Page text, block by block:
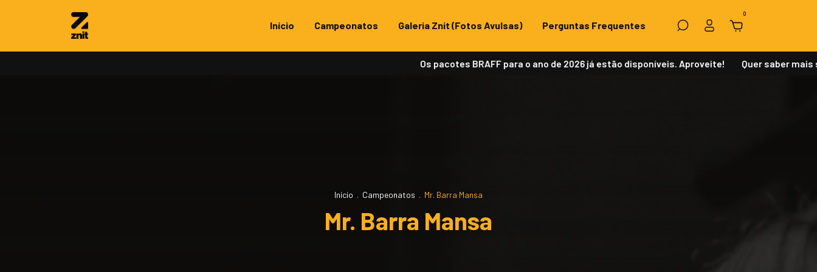
Início Campeonatos Galeria Znit (Fotos Avulsas) Perguntas Frequentes
0
Os pacotes BRAFF para o ano de 2026 já estão disponíveis. Aproveite! Quer saber mais
Início . Campeonatos . Mr. Barra Mansa
Mr. Barra Mansa